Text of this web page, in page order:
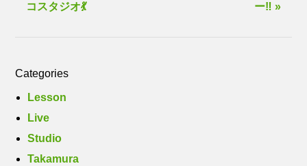
コスタジオ💃
ー‼️ »
Categories
Lesson
Live
Studio
Takamura